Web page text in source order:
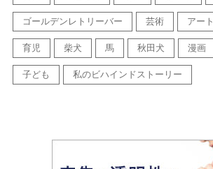
ゴールデンレトリーバー 芸術 アート
育児 柴犬 馬 秋田犬 漫画
子ども 私のビハインドストーリー